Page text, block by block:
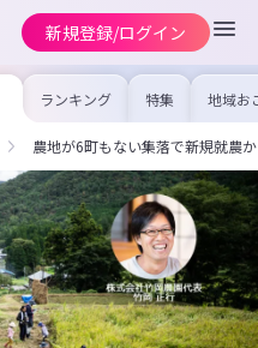
新規登録/ログイン
ランキング 特集 地域お
の求
を集め
事内容
を比較
合った
けよう
農地が6町もない集落で新規就農